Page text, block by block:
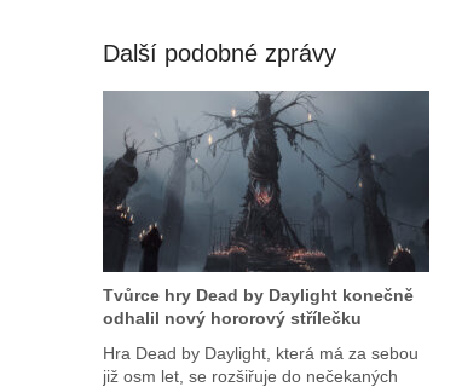
Další podobné zprávy
Tvůrce hry Dead by Daylight konečně
odhalil nový hororový střílečku
Hra Dead by Daylight, která má za sebou
již osm let, se rozšiřuje do nečekaných